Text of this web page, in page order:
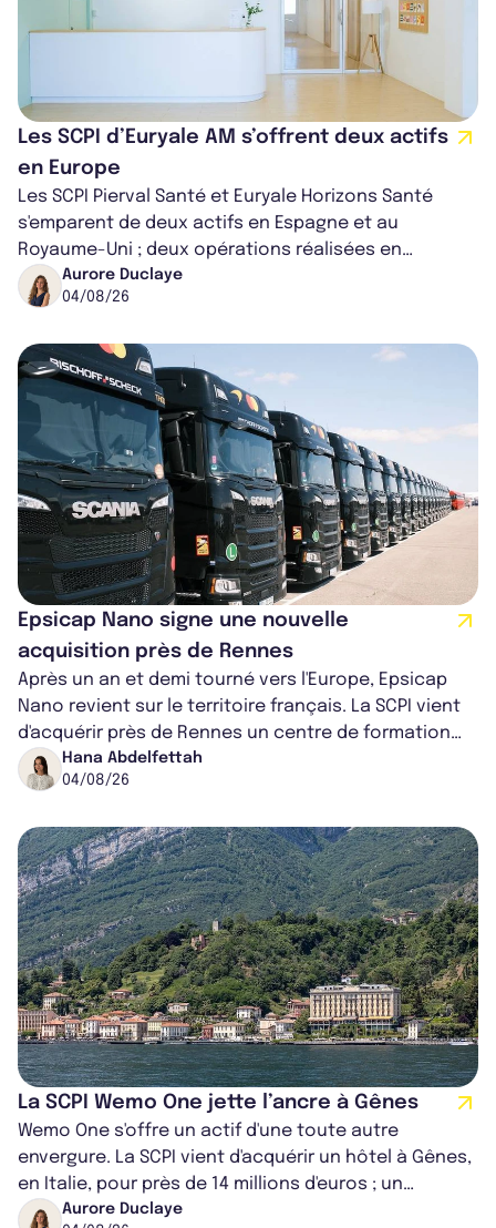
Les SCPI d’Euryale AM s’offrent deux actifs
en Europe
Les SCPI Pierval Santé et Euryale Horizons Santé
s'emparent de deux actifs en Espagne et au
Royaume-Uni ; deux opérations réalisées en
partenariat. Ces co-acquisitions permettent a...
Aurore Duclaye
04/08/26
Epsicap Nano signe une nouvelle
acquisition près de Rennes
Après un an et demi tourné vers l'Europe, Epsicap
Nano revient sur le territoire français. La SCPI vient
d'acquérir près de Rennes un centre de formation
pour conducteurs poids lou...
Hana Abdelfettah
04/08/26
La SCPI Wemo One jette l’ancre à Gênes
Wemo One s'offre un actif d'une toute autre
envergure. La SCPI vient d'acquérir un hôtel à Gênes,
en Italie, pour près de 14 millions d'euros ; un
montant qui fait entorse avec ses...
Aurore Duclaye